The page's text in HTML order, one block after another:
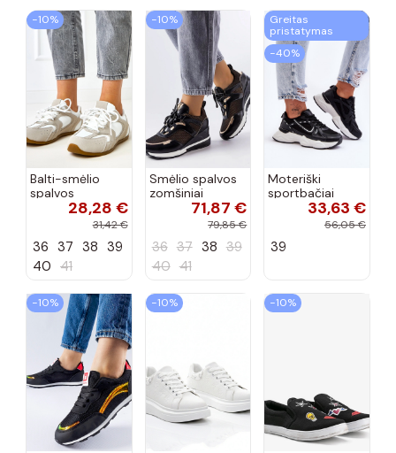
−10%
Balti-smėlio
spalvos
sportiniai
Casey
28,28 €
31,42 €
36 37 38 39
40 41
−10%
Smėlio spalvos
zomšiniai
sportiniai
bateliai, „Karino"
71,87 €
79,85 €
36 37 38 39
40 41
Greitas
pristatymas
−40%
Moteriški
sportbačiai
juodos spalvos
33,63 €
56,05 €
39
−10% −10% −10%